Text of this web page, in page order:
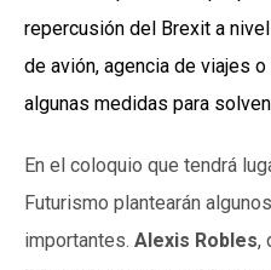
repercusión del Brexit a
de avión, agencia de viajes
algunas medidas para
En el coloquio que tendrá
Futurismo plantearán
importantes. Alexis Robles,